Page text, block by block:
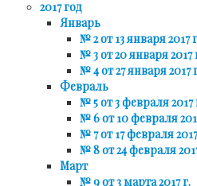
2017 год
Январь
№ 2 от 13 января 2017
№ 3 от 20 января 2017
№ 4 от 27 января 2017
Февраль
№ 5 от 3 февраля 2017
№ 6 от 10 февраля
№ 7 от 17 февраля
№ 8 от 24 февраля
Март
№ 9 от 3 марта 2017 г.